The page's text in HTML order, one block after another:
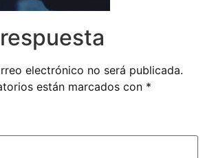
electrónico no será publicada.
están marcados con *